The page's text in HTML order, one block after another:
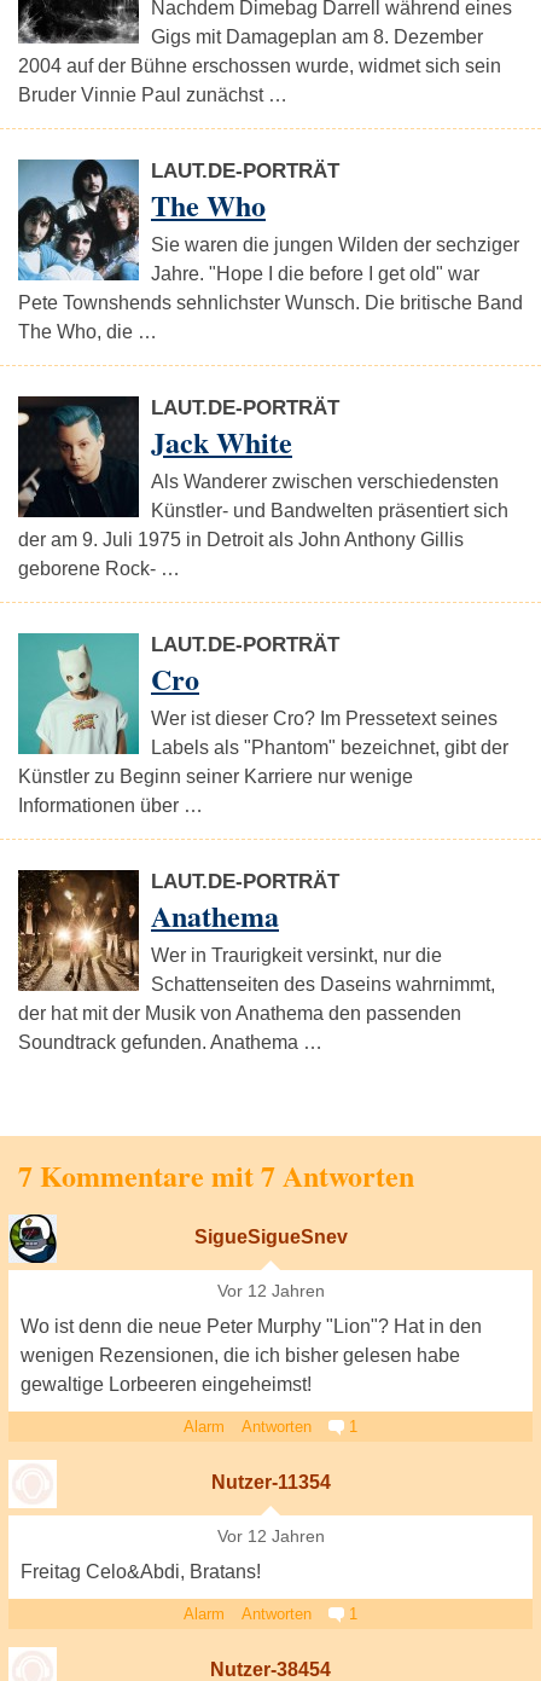
Nachdem Dimebag Darrell während eines
Gigs mit Damageplan am 8. Dezember
2004 auf der Bühne erschossen wurde, widmet sich sein
Bruder Vinnie Paul zunächst …
LAUT.DE-PORTRÄT
The Who
Sie waren die jungen Wilden der sechziger
Jahre. "Hope I die before I get old" war
Pete Townshends sehnlichster Wunsch. Die britische Band
The Who, die …
LAUT.DE-PORTRÄT
Jack White
Als Wanderer zwischen verschiedensten
Künstler- und Bandwelten präsentiert sich
der am 9. Juli 1975 in Detroit als John Anthony Gillis
geborene Rock- …
LAUT.DE-PORTRÄT
Cro
Wer ist dieser Cro? Im Pressetext seines
Labels als "Phantom" bezeichnet, gibt der
Künstler zu Beginn seiner Karriere nur wenige
Informationen über …
LAUT.DE-PORTRÄT
Anathema
Wer in Traurigkeit versinkt, nur die
Schattenseiten des Daseins wahrnimmt,
der hat mit der Musik von Anathema den passenden
Soundtrack gefunden. Anathema …
7 Kommentare mit 7 Antworten
SigueSigueSnev
Vor 12 Jahren
Wo ist denn die neue Peter Murphy "Lion"? Hat in den
wenigen Rezensionen, die ich bisher gelesen habe
gewaltige Lorbeeren eingeheimst!
Alarm Antworten 1
Nutzer-11354
Vor 12 Jahren
Freitag Celo&Abdi, Bratans!
Alarm Antworten 1
Nutzer-38454